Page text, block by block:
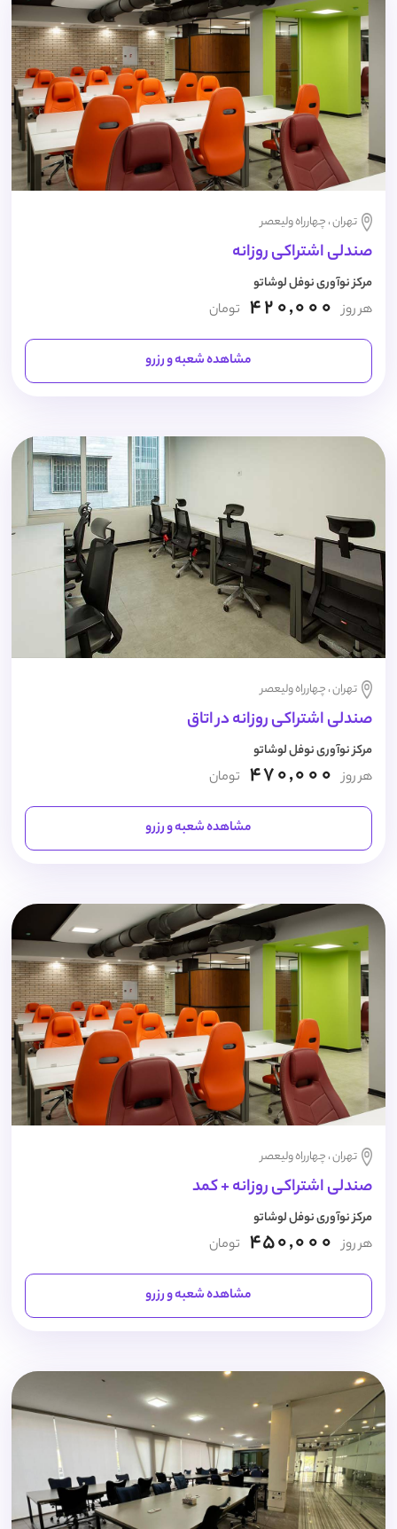
تهران ، چهارراه ولیعصر
صندلی اشتراکی روزانه
مرکز نوآوری نوفل لوشاتو
هر روز 420,000 تومان
مشاهده شعبه و رزرو
تهران ، چهارراه ولیعصر
صندلی اشتراکی روزانه در اتاق
مرکز نوآوری نوفل لوشاتو
هر روز 470,000 تومان
مشاهده شعبه و رزرو
تهران ، چهارراه ولیعصر
صندلی اشتراکی روزانه + کمد
مرکز نوآوری نوفل لوشاتو
هر روز 450,000 تومان
مشاهده شعبه و رزرو